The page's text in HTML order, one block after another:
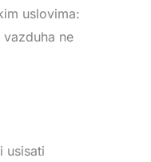
uslovima:
ne
usisati